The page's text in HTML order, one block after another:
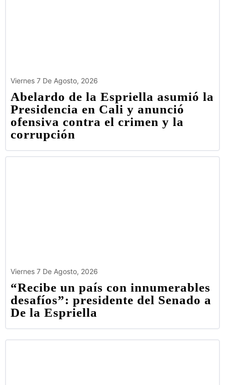
Viernes 7 De Agosto, 2026
Abelardo de la Espriella asumió la
Presidencia en Cali y anunció
ofensiva contra el crimen y la
corrupción
Viernes 7 De Agosto, 2026
“Recibe un país con innumerables
desafíos”: presidente del Senado a
De la Espriella